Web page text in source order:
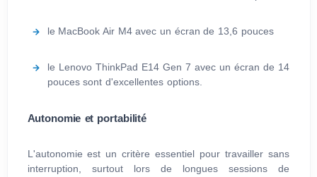
le MacBook Air M4 avec un écran de 13,6 pouces
le Lenovo ThinkPad E14 Gen 7 avec un écran de 14
pouces sont d'excellentes options.
Autonomie et portabilité
L'autonomie est un critère essentiel pour travailler sans
interruption, surtout lors de longues sessions de